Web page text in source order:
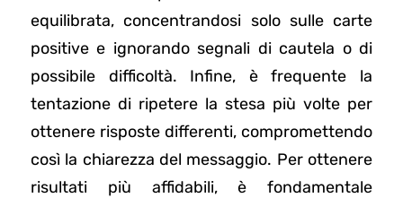
equilibrata, concentrandosi solo sulle carte
positive e ignorando segnali di cautela o di
possibile difficoltà. Infine, è frequente la
tentazione di ripetere la stesa più volte per
ottenere risposte differenti, compromettendo
così la chiarezza del messaggio. Per ottenere
risultati più affidabili, è fondamentale